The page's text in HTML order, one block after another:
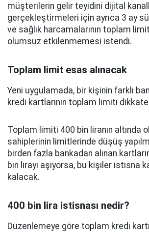
müşterilerin gelir teyidini dijital
gerçekleştirmeleri için ayrıca 3 ay
ve sağlık harcamalarının toplam
olumsuz etkilenmemesi istendi.
Toplam limit esas alınacak
Yeni uygulamada, bir kişinin farklı
kredi kartlarının toplam limiti dikkate
Toplam limiti 400 bin liranın altında
sahiplerinin limitlerinde düşüş
birden fazla bankadan alınan
bin lirayı aşıyorsa, bu kişiler istisna
kalacak.
400 bin lira istisnası nedir?
Düzenlemeye göre toplam kredi